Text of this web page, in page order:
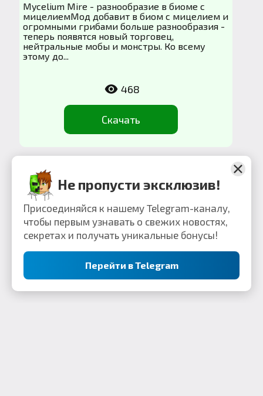
Mycelium Mire - разнообразие в биоме с
мицелиемМод добавит в биом с мицелием и
огромными грибами больше разнообразия -
теперь появятся новый торговец,
нейтральные мобы и монстры. Ко всему
этому до...
Скачать
468
Не пропусти эксклюзив!
Присоединяйся к нашему Telegram-каналу,
чтобы первым узнавать о свежих новостях,
секретах и получать уникальные бонусы!
Перейти в Telegram